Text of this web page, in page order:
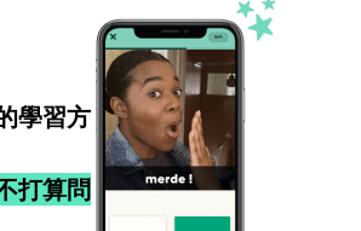
學習方
打算問